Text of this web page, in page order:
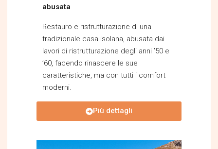
abusata
Restauro e ristrutturazione di una
tradizionale casa isolana, abusata dai
lavori di ristrutturazione degli anni ’50 e
’60, facendo rinascere le sue
caratteristiche, ma con tutti i comfort
moderni.
Più dettagli